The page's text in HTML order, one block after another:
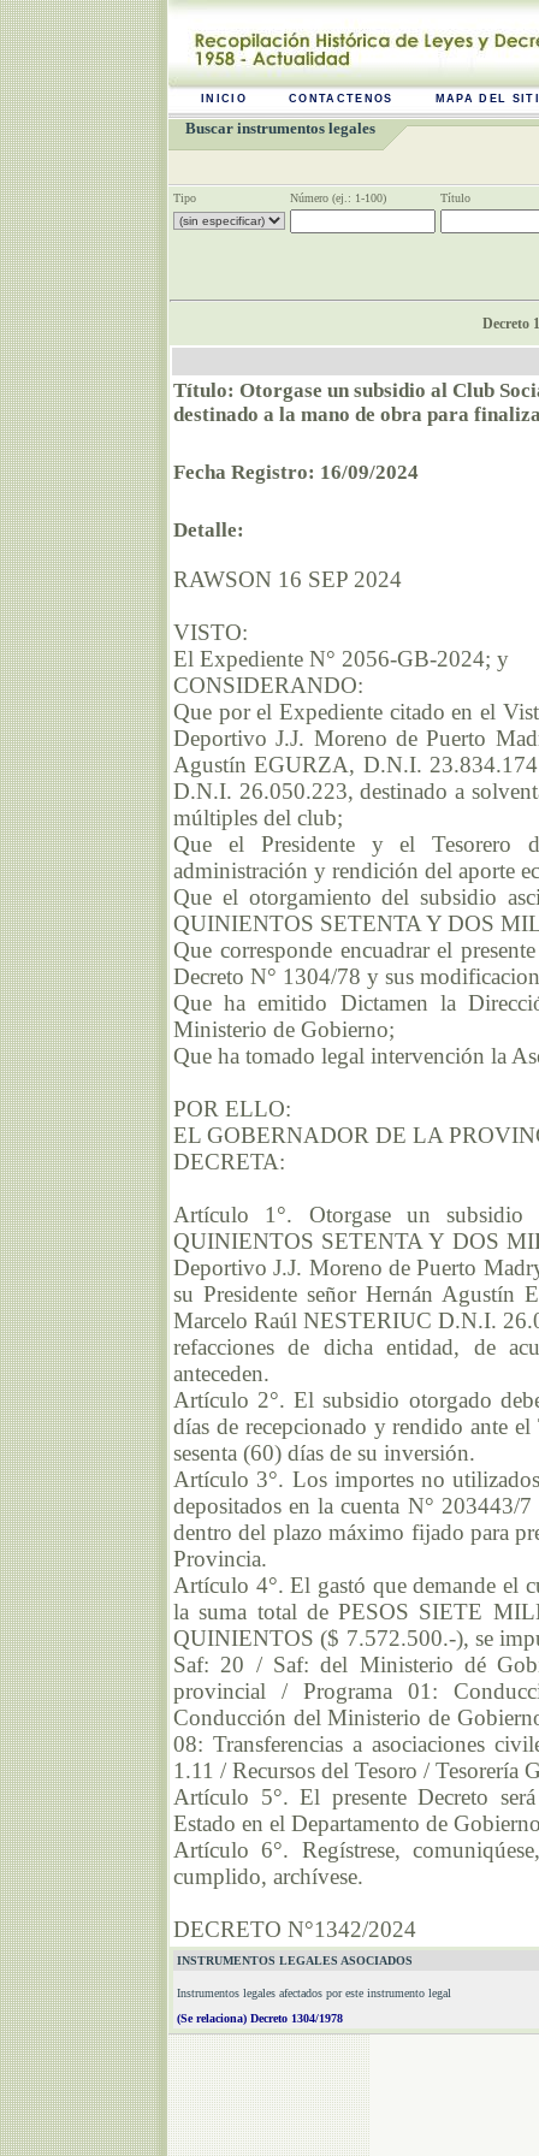
INICIO CONTACTENOS MAPA DEL
Buscar instrumentos legales
Tipo Número (ej.: 1-100) Título
Decreto
Título: Otorgase un subsidio al Club
destinado a la mano de obra para
Fecha Registro: 16/09/2024
Detalle:
RAWSON 16 SEP 2024
VISTO:
El Expediente N° 2056-GB-2024; y
CONSIDERANDO:
Que por el Expediente citado en el
Deportivo J.J. Moreno de Puerto
Agustín EGURZA, D.N.I.
D.N.I. 26.050.223, destinado a
múltiples del club;
Que el Presidente y el Tesorero
administración y rendición del aporte
Que el otorgamiento del subsidio
QUINIENTOS SETENTA Y DOS
Que corresponde encuadrar el
Decreto N° 1304/78 y sus
Que ha emitido Dictamen la
Ministerio de Gobierno;
Que ha tomado legal intervención la
POR ELLO:
EL GOBERNADOR DE LA
DECRETA:
Artículo 1°. Otorgase un
QUINIENTOS SETENTA Y DOS
Deportivo J.J. Moreno de Puerto
su Presidente señor Hernán
Marcelo Raúl NESTERIUC D.N.I.
refacciones de dicha entidad, de
anteceden.
Artículo 2°. El subsidio otorgado
días de recepcionado y rendido ante
sesenta (60) días de su inversión.
Artículo 3°. Los importes no
depositados en la cuenta N° 203443/
dentro del plazo máximo fijado para
Provincia.
Artículo 4°. El gastó que demande el
la suma total de PESOS SIETE
QUINIENTOS ($ 7.572.500.-), se
Saf: 20 / Saf: del Ministerio dé
provincial / Programa 01:
Conducción del Ministerio de
08: Transferencias a asociaciones
1.11 / Recursos del Tesoro / Tesorería
Artículo 5°. El presente Decreto
Estado en el Departamento de
Artículo 6°. Regístrese,
cumplido, archívese.
DECRETO N°1342/2024
INSTRUMENTOS LEGALES ASOCIADOS
Instrumentos legales afectados por este instrumento legal
(Se relaciona) Decreto 1304/1978